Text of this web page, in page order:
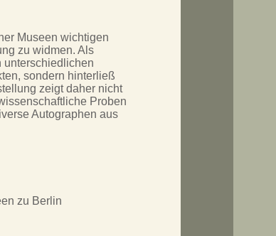
Museen wichtigen
zu widmen. Als
unterschiedlichen
sondern hinterließ
zeigt daher nicht
Proben
Autographen aus
zu Berlin